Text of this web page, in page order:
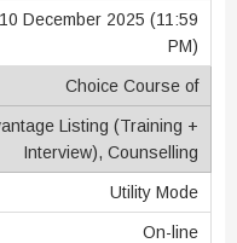
10 December 2025 (11:59
PM)
Choice Course of
Listing (Training +
Interview), Counselling
Utility Mode
On-line